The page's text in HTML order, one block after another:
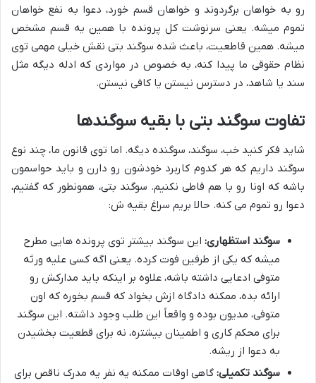
رو به خواهان برگردوند و خواهان قسم خورد، دعوا به نفع خواهان
تموم میشه. یعنی سرنوشت کل پرونده با همین یه قسم مشخص
میشه. همین قاطعیت، باعث شده سوگند بتی نقش خیلی مهمی توی
نظام حقوقی ما پیدا کنه، به خصوص در مواردی که ادله دیگه مثل
سند یا شاهد، در دسترس نیستن یا کافی نیستن.
تفاوت سوگند بتی با بقیه سوگندها
شاید فکر کنید خب، سوگند، سوگنده دیگه. اما توی قانون ما، چند نوع
سوگند داریم که هر کدوم کاربرد خودشون رو دارن و باید حواسمون
باشه که اونا رو با هم قاطی نکنیم. سوگند بتی، همونطور که گفتیم،
دعوا رو تموم می کنه. حالا بریم سراغ بقیه ش:
سوگند استظهاری: این سوگند بیشتر توی پرونده هایی مطرح
میشه که یکی از طرفین فوت کرده. یعنی اگه کسی علیه ورثه
متوفی ادعایی داشته باشه، علاوه بر اینکه باید مدارکش رو
ارائه بده، ممکنه دادگاه ازش بخواد که قسم بخوره که اون
متوفی، مدیون بوده و واقعاً این طلب وجود داشته. این سوگند
برای محکم کاری و اطمینان بیشتره، نه برای قطعیت بخشیدن
به دعوا از ریشه.
سوگند تکمیلی: گاهی اوقات ممکنه یه نفر یه مدرک ناقص برای